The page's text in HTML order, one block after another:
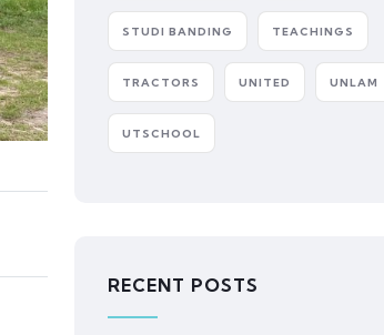
STUDI BANDING TEACHINGS
TRACTORS UNITED UNLAM
UTSCHOOL
RECENT POSTS